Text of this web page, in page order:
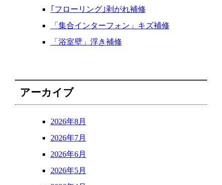
｢フローリング｣剥がれ補修
「集合インターフォン」キズ補修
「浴室壁」浮き補修
アーカイブ
2026年8月
2026年7月
2026年6月
2026年5月